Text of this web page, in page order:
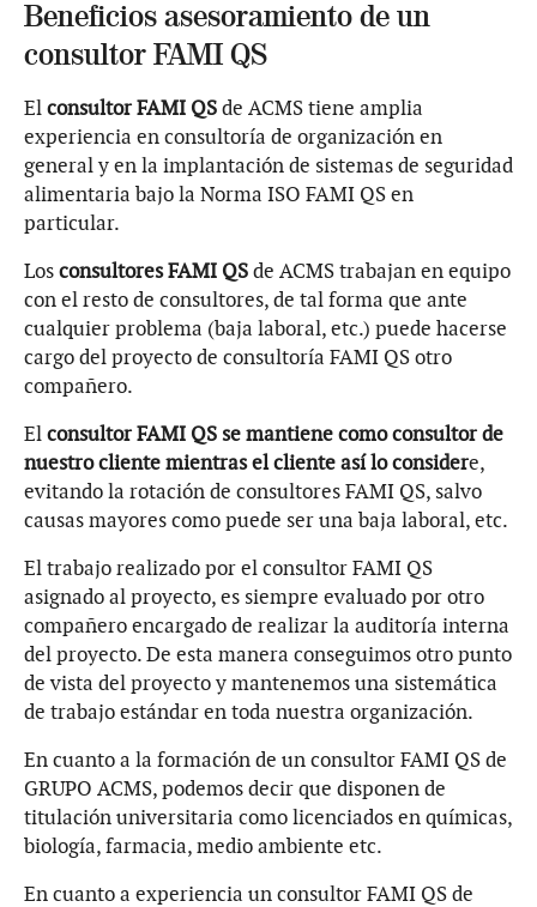
Beneficios asesoramiento de un
consultor FAMI QS
Elconsultor FAMI QSde ACMS tiene amplia
experiencia en consultoría de organización en
general y en la implantación de sistemas de seguridad
alimentaria bajo la Norma ISO FAMI QS en
particular.
Losconsultores FAMI QSde ACMS trabajan en equipo
con el resto de consultores, de tal forma que ante
cualquier problema (baja laboral, etc.) puede hacerse
cargo del proyecto de consultoría FAMI QS otro
compañero.
Elconsultor FAMI QS se mantiene como consultor de
nuestro cliente mientras el cliente así lo considere,
evitando la rotación de consultores FAMI QS, salvo
causas mayores como puede ser una baja laboral, etc.
El trabajo realizado por el consultor FAMI QS
asignado al proyecto, es siempre evaluado por otro
compañero encargado de realizar la auditoría interna
del proyecto. De esta manera conseguimos otro punto
de vista del proyecto y mantenemos una sistemática
de trabajo estándar en toda nuestra organización.
En cuanto a la formación de un consultor FAMI QS de
GRUPO ACMS, podemos decir que disponen de
titulación universitaria como licenciados en químicas,
biología, farmacia, medio ambiente etc.
En cuanto a experiencia un consultor FAMI QS de